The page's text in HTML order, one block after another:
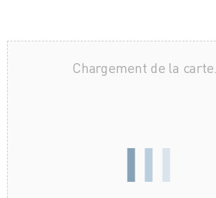
Chargement de la carte…